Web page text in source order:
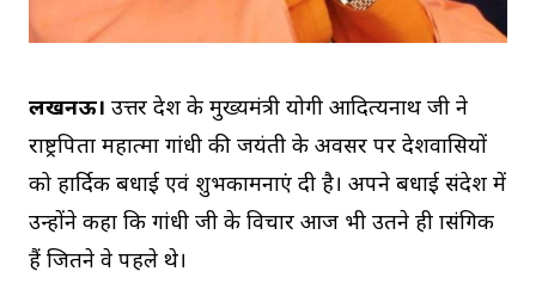
लखनऊ। उत्तर प्रदेश के मुख्यमंत्री योगी आदित्यनाथ जी ने
राष्ट्रपिता महात्मा गांधी की जयंती के अवसर पर प्रदेशवासियों
को हार्दिक बधाई एवं शुभकामनाएं दी है। अपने बधाई संदेश में
उन्होंने कहा कि गांधी जी के विचार आज भी उतने ही प्रासंगिक
हैं जितने वे पहले थे।